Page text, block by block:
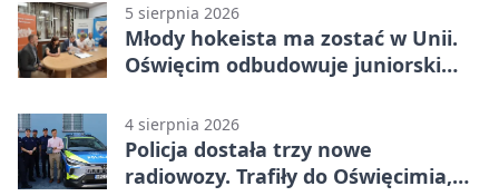
5 sierpnia 2026
Młody hokeista ma zostać w Unii.
Oświęcim odbudowuje juniorski
4 sierpnia 2026
Policja dostała trzy nowe
radiowozy. Trafiły do Oświęcimia,